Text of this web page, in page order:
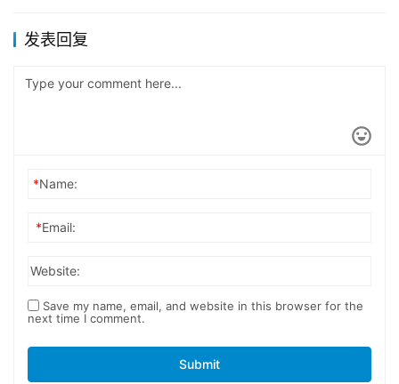
发表回复
*Name:
*Email:
Website:
Save my name, email, and website in this browser for the
next time I comment.
Submit